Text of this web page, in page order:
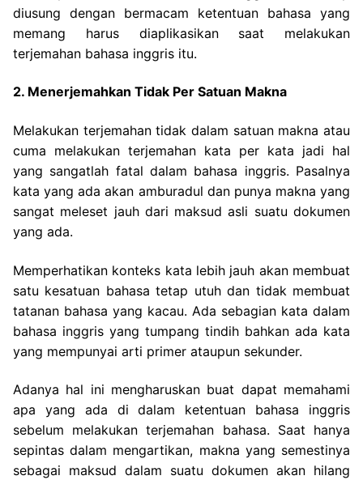
diusung dengan bermacam ketentuan bahasa yang
memang harus diaplikasikan saat melakukan
terjemahan bahasa inggris itu.
2. Menerjemahkan Tidak Per Satuan Makna
Melakukan terjemahan tidak dalam satuan makna atau
cuma melakukan terjemahan kata per kata jadi hal
yang sangatlah fatal dalam bahasa inggris. Pasalnya
kata yang ada akan amburadul dan punya makna yang
sangat meleset jauh dari maksud asli suatu dokumen
yang ada.
Memperhatikan konteks kata lebih jauh akan membuat
satu kesatuan bahasa tetap utuh dan tidak membuat
tatanan bahasa yang kacau. Ada sebagian kata dalam
bahasa inggris yang tumpang tindih bahkan ada kata
yang mempunyai arti primer ataupun sekunder.
Adanya hal ini mengharuskan buat dapat memahami
apa yang ada di dalam ketentuan bahasa inggris
sebelum melakukan terjemahan bahasa. Saat hanya
sepintas dalam mengartikan, makna yang semestinya
sebagai maksud dalam suatu dokumen akan hilang